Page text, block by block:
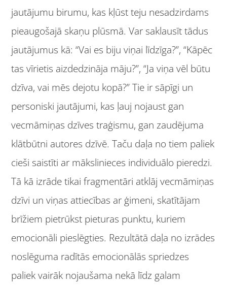
jautājumu birumu, kas kļūst teju nesadzirdams
pieaugošajā skaņu plūsmā. Var saklausīt tādus
jautājumus kā: “Vai es biju viņai līdzīga?”, “Kāpēc
tas vīrietis aizdedzināja māju?”, “Ja viņa vēl būtu
dzīva, vai mēs dejotu kopā?” Tie ir sāpīgi un
personiski jautājumi, kas ļauj nojaust gan
vecmāmiņas dzīves traģismu, gan zaudējuma
klātbūtni autores dzīvē. Taču daļa no tiem paliek
cieši saistīti ar mākslinieces individuālo pieredzi.
Tā kā izrāde tikai fragmentāri atklāj vecmāmiņas
dzīvi un viņas attiecības ar ģimeni, skatītājam
brīžiem pietrūkst pieturas punktu, kuriem
emocionāli pieslēgties. Rezultātā daļa no izrādes
noslēguma radītās emocionālās spriedzes
paliek vairāk nojaušama nekā līdz galam